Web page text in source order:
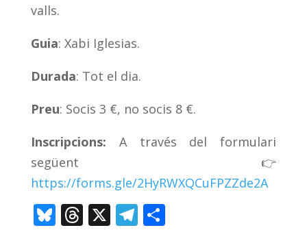
valls.
Guia: Xabi Iglesias.
Durada: Tot el dia.
Preu: Socis 3 €, no socis 8 €.
Inscripcions: A través del formulari
següent 👉
https://forms.gle/2HyRWXQCuFPZZde2A
Bl T X T C